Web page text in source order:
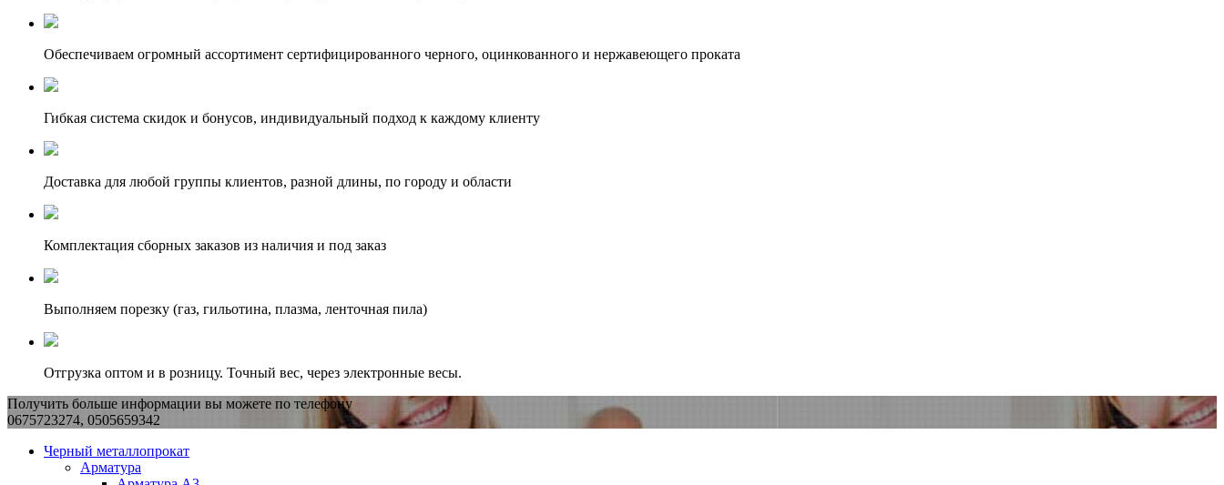
Обеспечиваем огромный ассортимент сертифицированного черного, оцинкованного и нержавеющего проката
Гибкая система скидок и бонусов, индивидуальный подход к каждому клиенту
Доставка для любой группы клиентов, разной длины, по городу и области
Комплектация сборных заказов из наличия и под заказ
Выполняем порезку (газ, гильотина, плазма, ленточная пила)
Отгрузка оптом и в розницу. Точный вес, через электронные весы.
Получить больше информации вы можете по телефону
0675723274, 0505659342
Черный металлопрокат
Арматура